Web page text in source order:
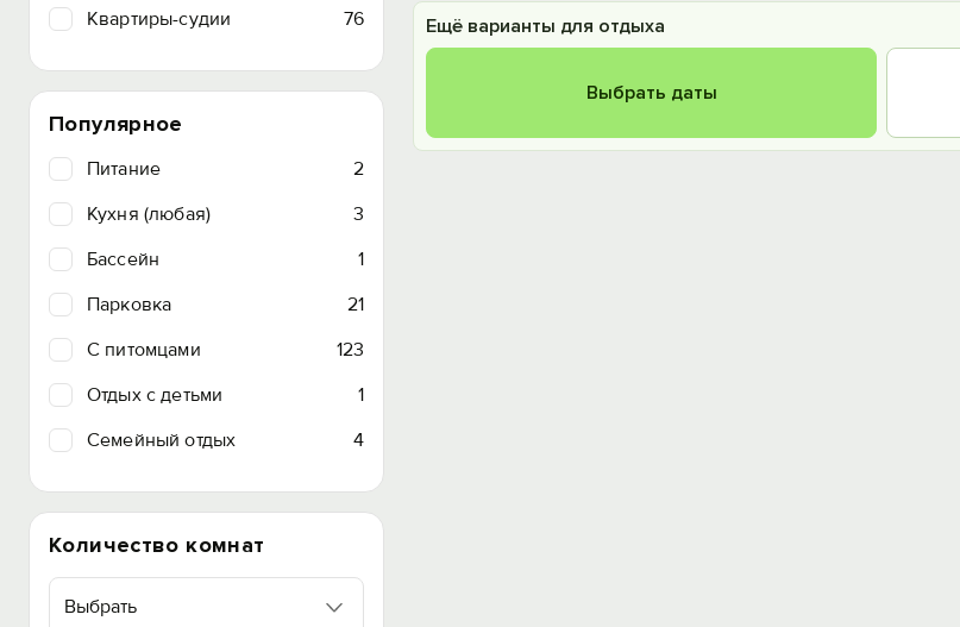
Квартиры-судии
76
Популярное
Питание
2
Кухня (любая)
3
Бассейн
1
Парковка
21
C питомцами
123
Отдых с детьми
1
Семейный отдых
4
Количество комнат
Выбрать
Ещё варианты для отдыха
Выбрать даты